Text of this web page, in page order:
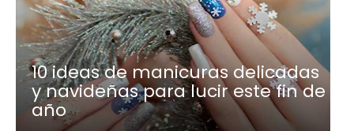
10 ideas de manicuras delicadas
y navideñas para lucir este fin de
año